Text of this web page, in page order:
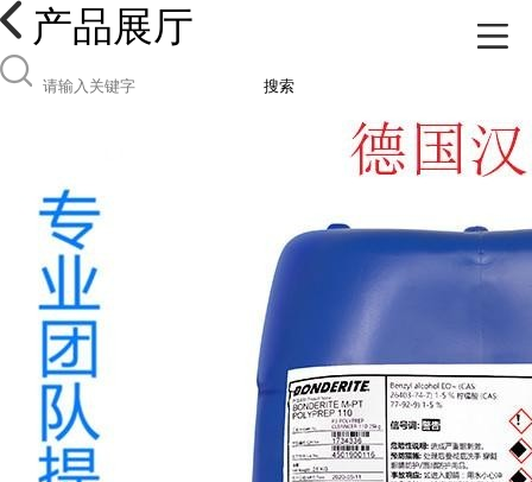
产品展厅
搜索